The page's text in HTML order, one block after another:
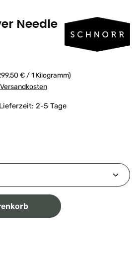
Needle
€ / 1 Kilogramm)
2-5 Tage
den gewünschten Wert ein